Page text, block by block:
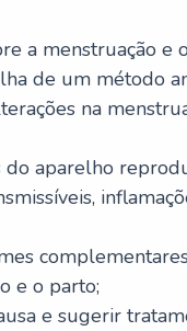
a menstruação e
de um método
na
do aparelho
e o parto;
e sugerir